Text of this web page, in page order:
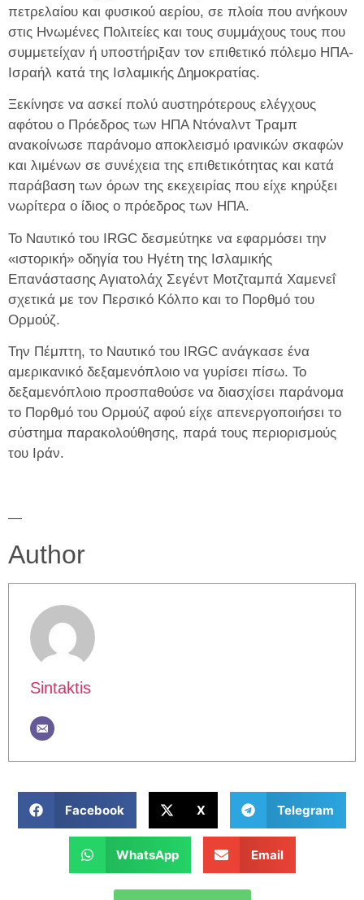
πετρελαίου και φυσικού αερίου, σε πλοία που ανήκουν
στις Ηνωμένες Πολιτείες και τους συμμάχους τους που
συμμετείχαν ή υποστήριξαν τον επιθετικό πόλεμο ΗΠΑ-
Ισραήλ κατά της Ισλαμικής Δημοκρατίας.
Ξεκίνησε να ασκεί πολύ αυστηρότερους ελέγχους
αφότου ο Πρόεδρος των ΗΠΑ Ντόναλντ Τραμπ
ανακοίνωσε παράνομο αποκλεισμό ιρανικών σκαφών
και λιμένων σε συνέχεια της επιθετικότητας και κατά
παράβαση των όρων της εκεχειρίας που είχε κηρύξει
νωρίτερα ο ίδιος ο πρόεδρος των ΗΠΑ.
Το Ναυτικό του IRGC δεσμεύτηκε να εφαρμόσει την
«ιστορική» οδηγία του Ηγέτη της Ισλαμικής
Επανάστασης Αγιατολάχ Σεγέντ Μοτζταμπά Χαμενεΐ
σχετικά με τον Περσικό Κόλπο και το Πορθμό του
Ορμούζ.
Την Πέμπτη, το Ναυτικό του IRGC ανάγκασε ένα
αμερικανικό δεξαμενόπλοιο να γυρίσει πίσω. Το
δεξαμενόπλοιο προσπαθούσε να διασχίσει παράνομα
το Πορθμό του Ορμούζ αφού είχε απενεργοποιήσει το
σύστημα παρακολούθησης, παρά τους περιορισμούς
του Ιράν.
—
Author
Sintaktis
Facebook X Telegram
WhatsApp Email